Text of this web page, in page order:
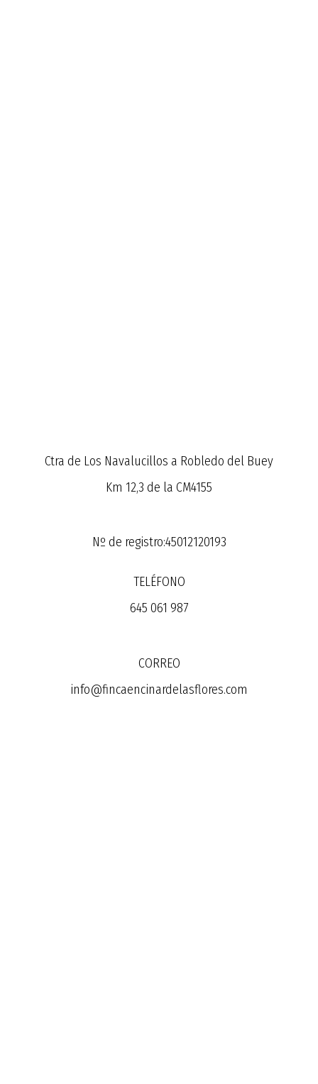
Ctra de Los Navalucillos a Robledo del Buey
Km 12,3 de la CM4155
Nº de registro:45012120193
TELÉFONO
645 061 987
CORREO
info@fincaencinardelasflores.com